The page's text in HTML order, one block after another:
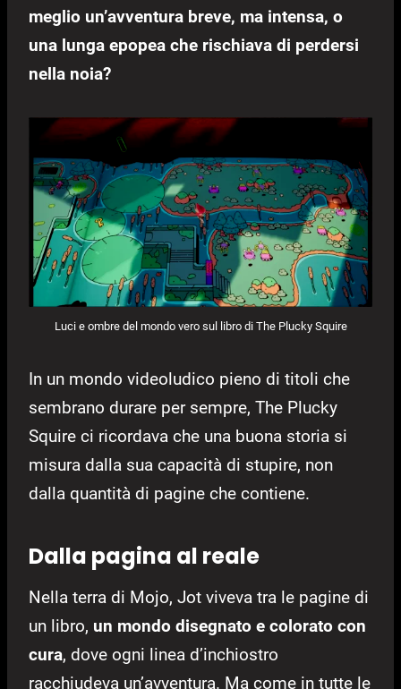
meglio un’avventura breve, ma intensa, o
una lunga epopea che rischiava di perdersi
nella noia?
Luci e ombre del mondo vero sul libro di The Plucky Squire
In un mondo videoludico pieno di titoli che
sembrano durare per sempre, The Plucky
Squire ci ricordava che una buona storia si
misura dalla sua capacità di stupire, non
dalla quantità di pagine che contiene.
Dalla pagina al reale
Nella terra di Mojo, Jot viveva tra le pagine di
un libro, un mondo disegnato e colorato con
cura, dove ogni linea d’inchiostro
racchiudeva un’avventura. Ma come in tutte le